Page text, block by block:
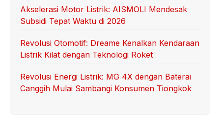
Akselerasi Motor Listrik: AISMOLI Mendesak
Subsidi Tepat Waktu di 2026
Revolusi Otomotif: Dreame Kenalkan Kendaraan
Listrik Kilat dengan Teknologi Roket
Revolusi Energi Listrik: MG 4X dengan Baterai
Canggih Mulai Sambangi Konsumen Tiongkok